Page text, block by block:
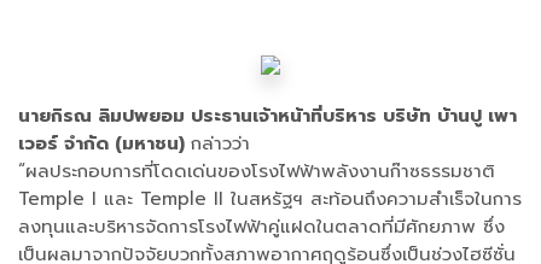
นายกิรณ ลิมปพยอม ประธานเจ้าหน้าที่บริหาร บริษัท บ้านปู เพา
เวอร์ จำกัด (มหาชน) กล่าวว่า
“ผลประกอบการที่โดดเด่นของโรงไฟฟ้าพลังงานก๊าซธรรมชาติ
Temple I และ Temple II ในสหรัฐฯ สะท้อนถึงความสำเร็จในการ
ลงทุนและบริหารจัดการโรงไฟฟ้าคู่แฝดในตลาดที่มีศักยภาพ ซึ่ง
เป็นผลมาจากปัจจัยบวกทั้งสภาพอากาศฤดูร้อนซึ่งเป็นช่วงไฮซีซั่น